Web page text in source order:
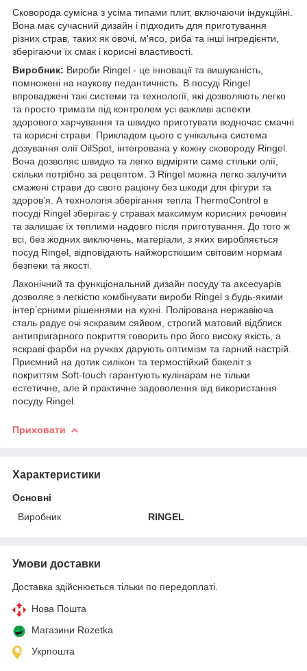
Сковорода сумісна з усіма типами плит, включаючи індукційні.
Вона має сучасний дизайн і підходить для приготування
різних страв, таких як овочі, м'ясо, риба та інші інгредієнти,
зберігаючи їх смак і корисні властивості.
Виробник: Вироби Ringel - це інновації та вишуканість,
помножені на наукову педантичність. В посуді Ringel
впроваджені такі системи та технології, які дозволяють легко
та просто тримати під контролем усі важливі аспекти
здорового харчування та швидко приготувати водночас смачні
та корисні страви. Прикладом цього є унікальна система
дозування олії OilSpot, інтегрована у кожну сковороду Ringel.
Вона дозволяє швидко та легко відміряти саме стільки олії,
скільки потрібно за рецептом. З Ringel можна легко залучити
смажені страви до свого раціону без шкоди для фігури та
здоров’я. А технологія зберігання тепла ThermoControl в
посуді Ringel зберігає у стравах максимум корисних речовин
та залишає їх теплими надовго після приготування. До того ж
всі, без жодних виключень, матеріали, з яких виробляється
посуд Ringel, відповідають найжорсткішим світовим нормам
безпеки та якості.
Лаконічний та функціональний дизайн посуду та аксесуарів
дозволяє з легкістю комбінувати вироби Ringel з будь-якими
інтер’єрними рішеннями на кухні. Полірована нержавіюча
сталь радує очі яскравим сяйвом, строгий матовий відблиск
антипригарного покриття говорить про його високу якість, а
яскраві фарби на ручках дарують оптимізм та гарний настрій.
Приємний на дотик силікон та термостійкий бакеліт з
покриттям Soft-touch гарантують кулінарам не тільки
естетичне, але й практичне задоволення від використання
посуду Ringel.
Приховати
Характеристики
Основні
Виробник
RINGEL
Умови доставки
Доставка здійснюється тільки по передоплаті.
Нова Пошта
Магазини Rozetka
Укрпошта